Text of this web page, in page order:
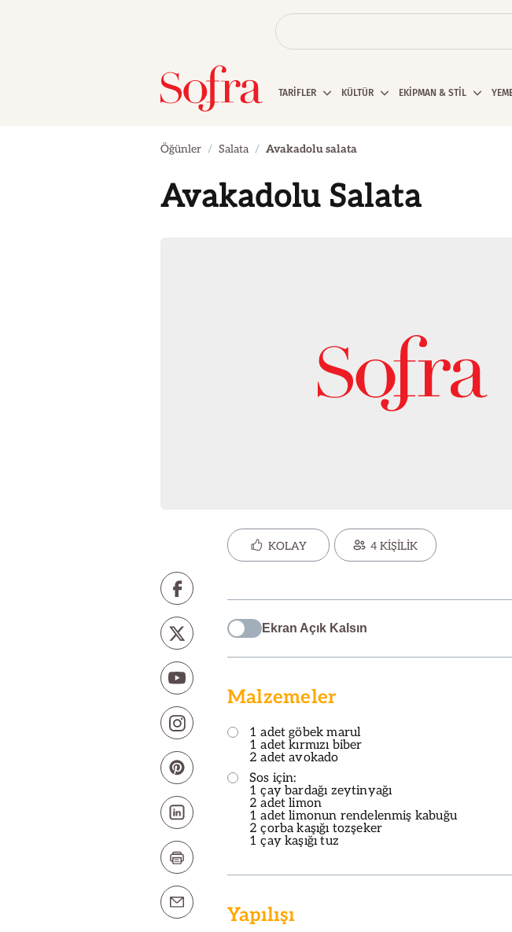
TARİFLER KÜLTÜR EKİPMAN & STİL
Öğünler Salata Avakadolu salata
Avakadolu Salata
KOLAY 4 KİŞİLİK
Ekran Açık Kalsın
Malzemeler
1 adet göbek marul
1 adet kırmızı biber
2 adet avokado
Sos için:
1 çay bardağı zeytinyağı
2 adet limon
1 adet limonun rendelenmiş kabuğu
2 çorba kaşığı tozşeker
1 çay kaşığı tuz
Yapılışı